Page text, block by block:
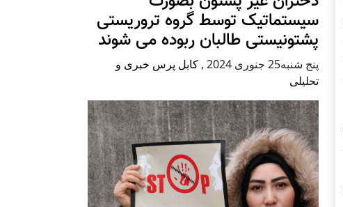
سیستماتیک توسط گروه تروریستی
پشتونیستی طالبان ربوده می شوند
پنج شنبه25 جنوری 2024 , کابل پرس خبری و
تحلیلی